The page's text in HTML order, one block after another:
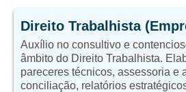
Direito Trabalhista
Auxílio no consultivo e
âmbito do Direito Trabalhista.
pareceres técnicos, assessoria e
conciliação, relatórios